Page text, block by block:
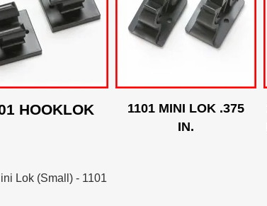
HOOKLOK
1101 MINI LOK .375
IN.
Lok (Small) - 1101